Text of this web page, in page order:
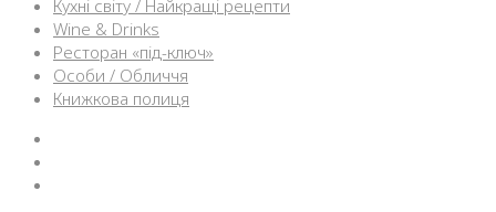
Кухні світу / Найкращі рецепти
Wine & Drinks
Ресторан «під-ключ»
Особи / Обличчя
Книжкова полиця